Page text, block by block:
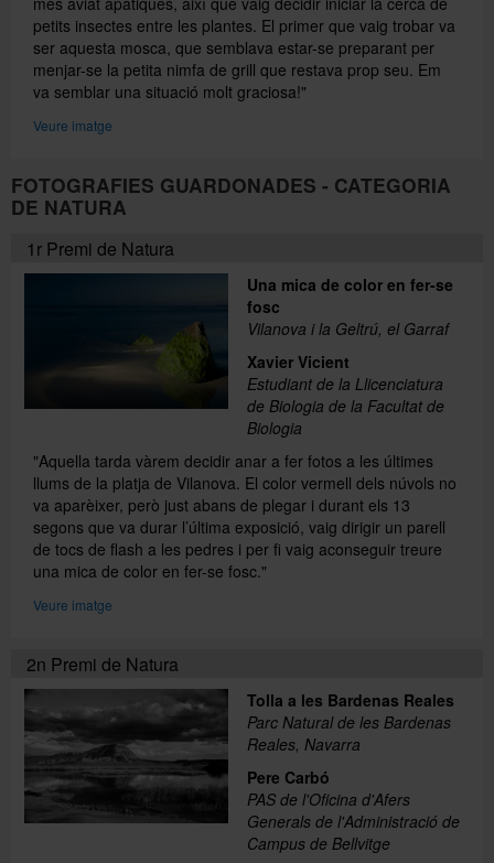
petits insectes entre les plantes. El primer que vaig trobar va
ser aquesta mosca, que semblava estar-se preparant per
menjar-se la petita nimfa de grill que restava prop seu. Em
va semblar una situació molt graciosa!"
Veure imatge
FOTOGRAFIES GUARDONADES - CATEGORIA
DE NATURA
1r Premi de Natura
Una mica de color en fer-se
fosc
Vilanova i la Geltrú, el Garraf
Xavier Vicient
Estudiant de la Llicenciatura
de Biologia de la Facultat de
Biologia
"Aquella tarda vàrem decidir anar a fer fotos a les últimes
llums de la platja de Vilanova. El color vermell dels núvols no
va aparèixer, però just abans de plegar i durant els 13
segons que va durar l’última exposició, vaig dirigir un parell
de tocs de flash a les pedres i per fi vaig aconseguir treure
una mica de color en fer-se fosc."
Veure imatge
2n Premi de Natura
Tolla a les Bardenas Reales
Parc Natural de les Bardenas
Reales, Navarra
Pere Carbó
PAS de l'Oficina d'Afers
Generals de l'Administració de
Campus de Bellvitge